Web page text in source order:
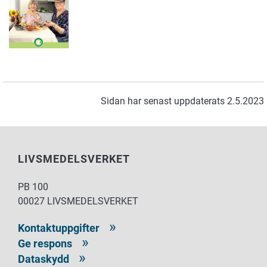
Sidan har senast uppdaterats 2.5.2023
LIVSMEDELSVERKET
PB 100
00027 LIVSMEDELSVERKET
Kontaktuppgifter
Ge respons
Dataskydd